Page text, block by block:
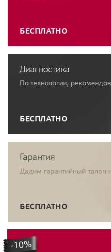
БЕСПЛАТНО
Диагностика
По технологии,
БЕСПЛАТНО
Гарантия
Дадим гарантийный талон
БЕСПЛАТНО